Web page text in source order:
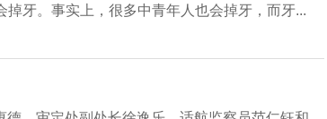
牙。事实上，很多中青年人也会掉牙，而牙...